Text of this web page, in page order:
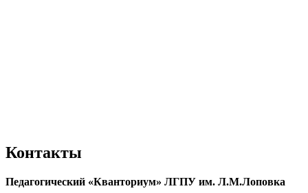
Контакты
Педагогический «Кванториум» ЛГПУ им. Л.М.Лоповка